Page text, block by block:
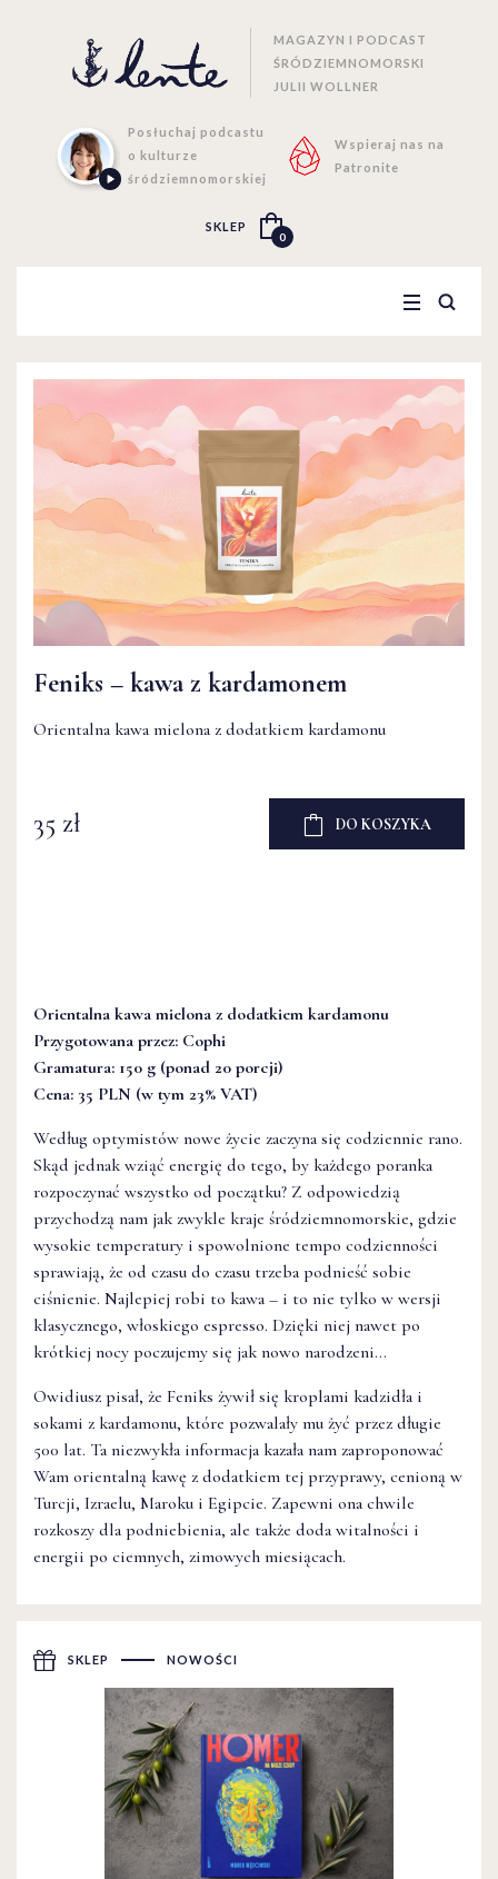
MAGAZYN I PODCAST
ŚRÓDZIEMNOMORSKI
JULII WOLLNER
Posłuchaj podcastu
o kulturze
śródziemnomorskiej
Wspieraj nas na
Patronite
SKLEP
0
Feniks – kawa z kardamonem
Orientalna kawa mielona z dodatkiem kardamonu
35 zł DO KOSZYKA
Orientalna kawa mielona z dodatkiem kardamonu
Przygotowana przez: Cophi
Gramatura: 150 g (ponad 20 porcji)
Cena: 35 PLN (w tym 23% VAT)
Według optymistów nowe życie zaczyna się codziennie rano.
Skąd jednak wziąć energię do tego, by każdego poranka
rozpoczynać wszystko od początku? Z odpowiedzią
przychodzą nam jak zwykle kraje śródziemnomorskie, gdzie
wysokie temperatury i spowolnione tempo codzienności
sprawiają, że od czasu do czasu trzeba podnieść sobie
ciśnienie. Najlepiej robi to kawa – i to nie tylko w wersji
klasycznego, włoskiego espresso. Dzięki niej nawet po
krótkiej nocy poczujemy się jak nowo narodzeni…
Owidiusz pisał, że Feniks żywił się kroplami kadzidła i
sokami z kardamonu, które pozwalały mu żyć przez długie
500 lat. Ta niezwykła informacja kazała nam zaproponować
Wam orientalną kawę z dodatkiem tej przyprawy, cenioną w
Turcji, Izraelu, Maroku i Egipcie. Zapewni ona chwile
rozkoszy dla podniebienia, ale także doda witalności i
energii po ciemnych, zimowych miesiącach.
SKLEP NOWOŚCI